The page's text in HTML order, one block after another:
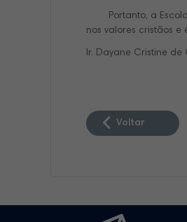
Portanto, a Escola
nos valores cristãos
Ir. Dayane Cristine de
Voltar